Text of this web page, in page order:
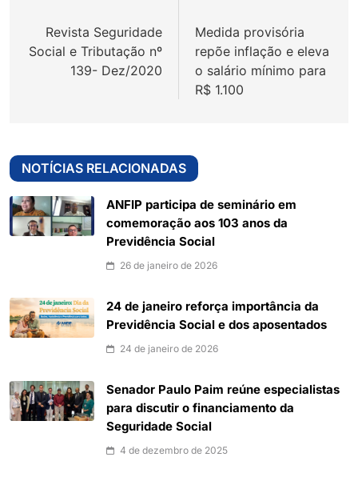
Post
Revista Seguridade
Social e Tributação nº
139- Dez/2020
Medida provisória
repõe inflação e eleva
o salário mínimo para
R$ 1.100
NOTÍCIAS RELACIONADAS
ANFIP participa de seminário em
comemoração aos 103 anos da
Previdência Social
26 de janeiro de 2026
24 de janeiro reforça importância da
Previdência Social e dos aposentados
24 de janeiro de 2026
Senador Paulo Paim reúne especialistas
para discutir o financiamento da
Seguridade Social
4 de dezembro de 2025